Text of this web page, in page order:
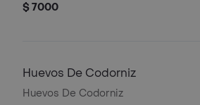
$ 7000
Huevos De Codorniz
Huevos De Codorniz